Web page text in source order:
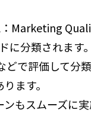
Marketing
分類されます。
で評価して分類
ます。
もスムーズに実